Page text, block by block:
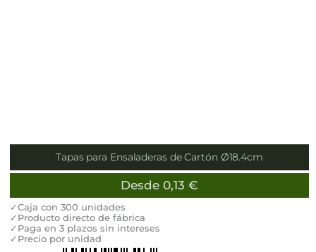
Tapas para Ensaladeras de Cartón Ø18.4cm
Desde 0,13 €
✓Caja con 300 unidades
✓Producto directo de fábrica
✓Paga en 3 plazos sin intereses
✓Precio por unidad